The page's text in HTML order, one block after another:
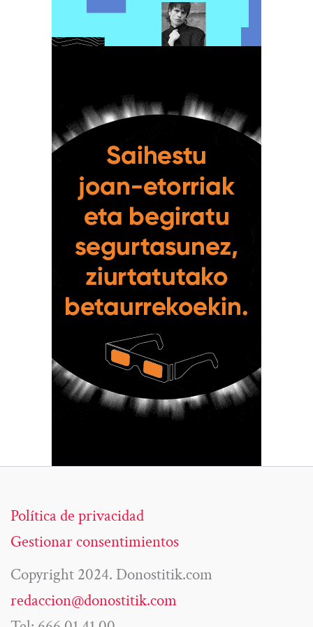
Política de privacidad
Gestionar consentimientos
Copyright 2024. Donostitik.com
redaccion@donostitik.com